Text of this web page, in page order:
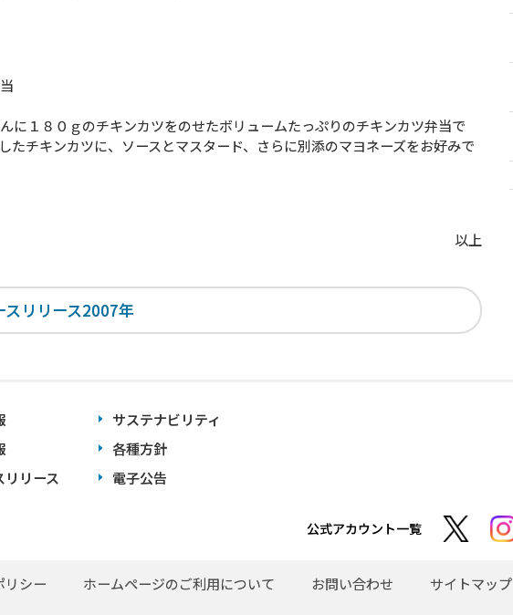
に１８０ｇのチキンカツをのせたボリュームたっぷりのチキンカツ弁当で
たチキンカツに、ソースとマスタード、さらに別添のマヨネーズをお好みで
以上
スリリース2007年
リリース
サステナビリティ
各種方針
電子公告
公式アカウント一覧
リシー ホームページのご利用について お問い合わせ サイトマップ